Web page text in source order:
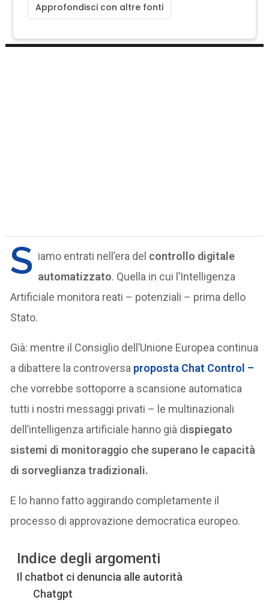
Approfondisci con altre fonti
S iamo entrati nell’era del controllo digitale
automatizzato. Quella in cui l’Intelligenza
Artificiale monitora reati – potenziali – prima dello
Stato.
Già: mentre il Consiglio dell’Unione Europea continua
a dibattere la controversa proposta Chat Control –
che vorrebbe sottoporre a scansione automatica
tutti i nostri messaggi privati – le multinazionali
dell’intelligenza artificiale hanno già dispiegato
sistemi di monitoraggio che superano le capacità
di sorveglianza tradizionali.
E lo hanno fatto aggirando completamente il
processo di approvazione democratica europeo.
Indice degli argomenti
Il chatbot ci denuncia alle autorità
Chatgpt